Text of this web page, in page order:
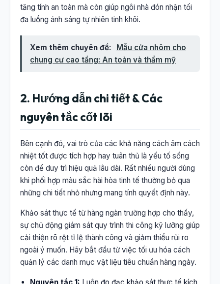
tăng tính an toàn mà còn giúp ngôi nhà đón nhận tối
đa luồng ánh sáng tự nhiên tinh khôi.
Xem thêm chuyên đề:
Mẫu cửa nhôm cho
chung cư cao tầng: An toàn và thẩm mỹ
2. Hướng dẫn chi tiết & Các
nguyên tắc cốt lõi
Bên cạnh đó, vai trò của các khả năng cách âm cách
nhiệt tốt được tích hợp hay tuân thủ là yếu tố sống
còn để duy trì hiệu quả lâu dài. Rất nhiều người dùng
khi phối hợp màu sắc hài hòa tinh tế thường bỏ qua
những chi tiết nhỏ nhưng mang tính quyết định này.
Khảo sát thực tế từ hàng ngàn trường hợp cho thấy,
sự chủ động giám sát quy trình thi công kỹ lưỡng giúp
cải thiện rõ rệt tỉ lệ thành công và giảm thiểu rủi ro
ngoài ý muốn. Hãy bắt đầu từ việc tối ưu hóa cách
quản lý các danh mục vật liệu tiêu chuẩn hàng ngày.